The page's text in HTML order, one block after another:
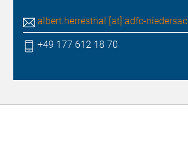
albert.herresthal [at] adfc-
+49 177 612 18 70